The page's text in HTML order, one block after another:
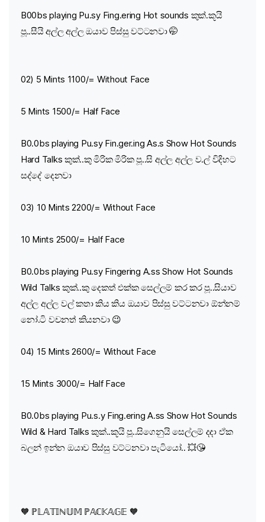
B00bs playing Pu.sy Fing.ering Hot sounds කුක්.කූයි
පූ..සීයි අල්ල අල්ල ඔයාව පිස්සු වට්ටනවා 🤭
02) 5 Mints 1100/= Without Face
5 Mints 1500/= Half Face
B0.0bs playing Pu.sy Fin.ger.ing As.s Show Hot Sounds
Hard Talks කුක්..කු මිරික මිරික පූ..සි අල්ල අල්ල ව.ල් විදිහට
සද්දේ දෙනවා
03) 10 Mints 2200/= Without Face
10 Mints 2500/= Half Face
B0.0bs playing Pu.sy Fingering A.ss Show Hot Sounds
Wild Talks කුක්..කු දෙකත් එක්ක සෙල්ලම් කර කර පූ..සියාව
අල්ල අල්ල වල් කතා කිය කිය ඔයාව පිස්සු වට්ටනවා ඕන්නම්
නෝ.ටි වචනත් කියනවා 😉
04) 15 Mints 2600/= Without Face
15 Mints 3000/= Half Face
B0.0bs playing Pu.s.y Fing.ering A.ss Show Hot Sounds
Wild & Hard Talks කුක්..කූයි පූ..සිගෙනුයි සෙල්ලම් දදා ඒක
බලන් ඉන්න ඔයාව පිස්සු වට්ටනවා පැටියෝ.. 💥😘
🧡 ℙ𝕃𝔸𝕋𝕀ℕ𝕌𝕄 ℙ𝔸ℂ𝕂𝔸𝔾𝔼 🧡